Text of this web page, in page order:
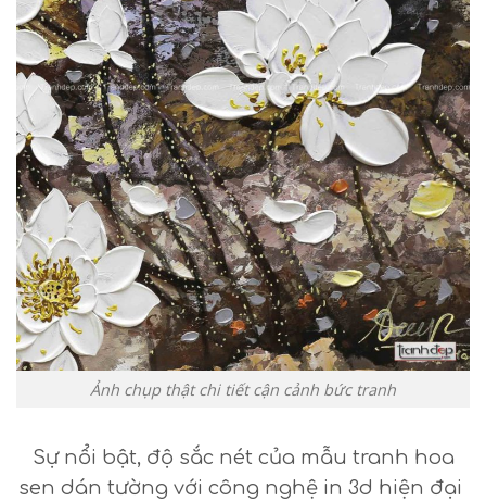
Ảnh chụp thật chi tiết cận cảnh bức tranh
Sự nổi bật, độ sắc nét của mẫu tranh hoa
sen dán tường với công nghệ in 3d hiện đại